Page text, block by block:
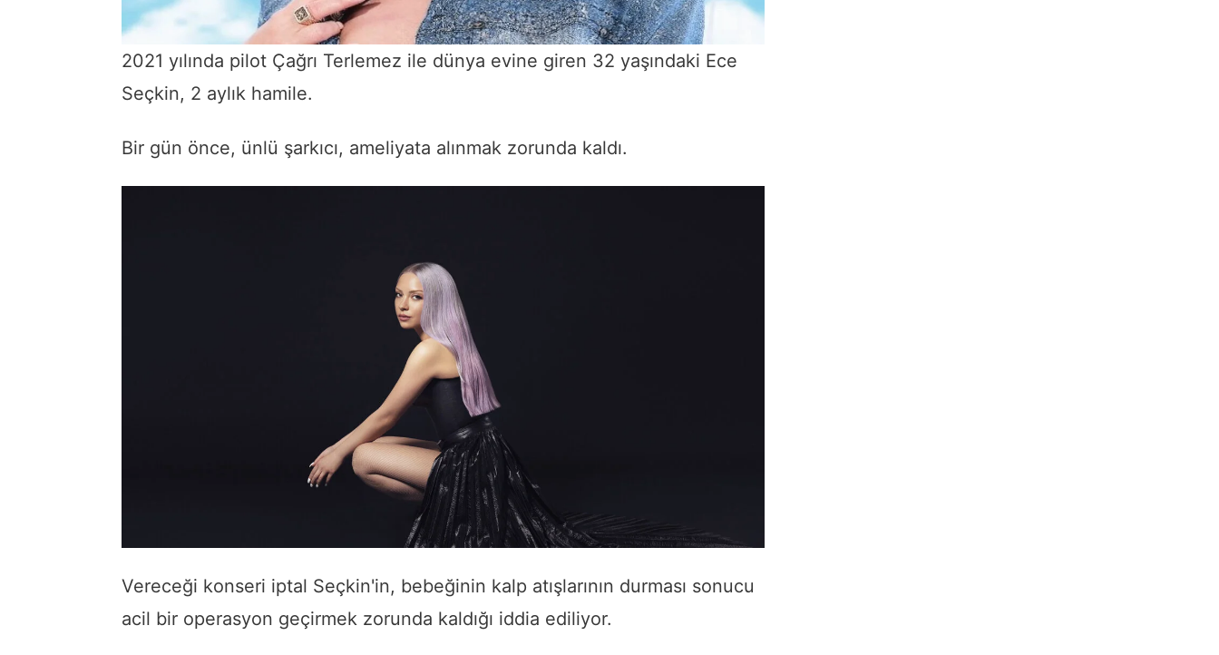
2021 yılında pilot Çağrı Terlemez ile dünya evine giren 32 yaşındaki Ece
Seçkin, 2 aylık hamile.
Bir gün önce, ünlü şarkıcı, ameliyata alınmak zorunda kaldı.
Vereceği konseri iptal Seçkin'in, bebeğinin kalp atışlarının durması sonucu
acil bir operasyon geçirmek zorunda kaldığı iddia ediliyor.